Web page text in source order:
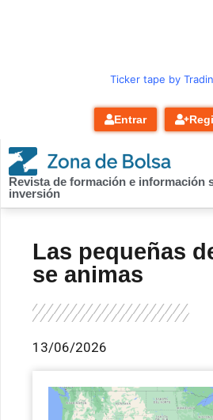
Ticker tape by
Entrar
Revista de formación e información
inversión
Las pequeñas
se animas
13/06/2026